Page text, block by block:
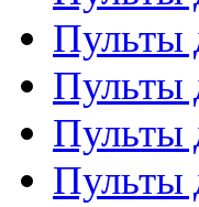
Пульты
Пульты
Пульты
Пульты